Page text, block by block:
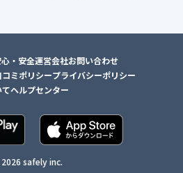
・安全運営会社お問い合わせ
ミポリシープライバシーポリシー
ヘルプセンター
safely inc.